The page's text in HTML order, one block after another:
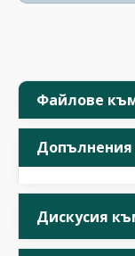
Файлове
Допълнения
Дискусия